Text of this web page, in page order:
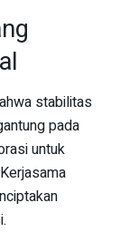
stabilitas
pada
untuk